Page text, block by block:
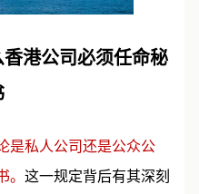
港公司必须任命秘
是私人公司还是公众公
。 这一规定背后有其深刻